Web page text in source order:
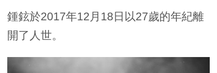
鍾鉉於2017年12月18日以27歲的年紀離
開了人世。